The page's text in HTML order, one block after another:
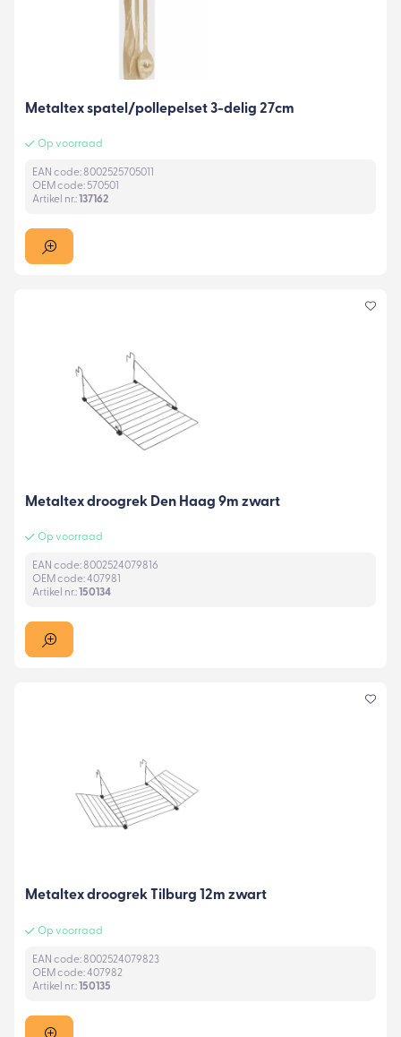
Metaltex spatel/pollepelset 3-delig 27cm
Op voorraad
EAN code: 8002525705011
OEM code: 570501
Artikel nr.:137162
Metaltex droogrek Den Haag 9m zwart
Op voorraad
EAN code: 8002524079816
OEM code: 407981
Artikel nr.: 150134
Metaltex droogrek Tilburg 12m zwart
Op voorraad
EAN code: 8002524079823
OEM code: 407982
Artikel nr.:150135